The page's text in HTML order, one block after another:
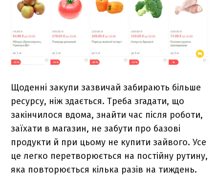
Щоденні закупи зазвичай забирають більше
ресурсу, ніж здається. Треба згадати, що
закінчилося вдома, знайти час після роботи,
заїхати в магазин, не забути про базові
продукти й при цьому не купити зайвого. Усе
це легко перетворюється на постійну рутину,
яка повторюється кілька разів на тиждень.